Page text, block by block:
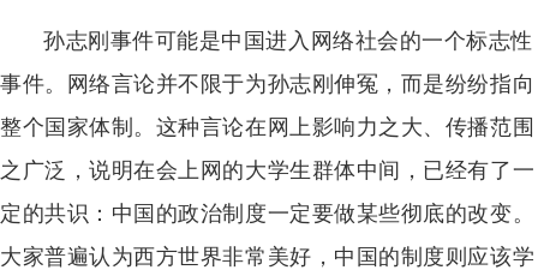
孙志刚事件可能是中国进入网络社会的一个标志性
事件。网络言论并不限于为孙志刚伸冤，而是纷纷指向
整个国家体制。这种言论在网上影响力之大、传播范围
之广泛，说明在会上网的大学生群体中间，已经有了一
定的共识：中国的政治制度一定要做某些彻底的改变。
大家普遍认为西方世界非常美好，中国的制度则应该学